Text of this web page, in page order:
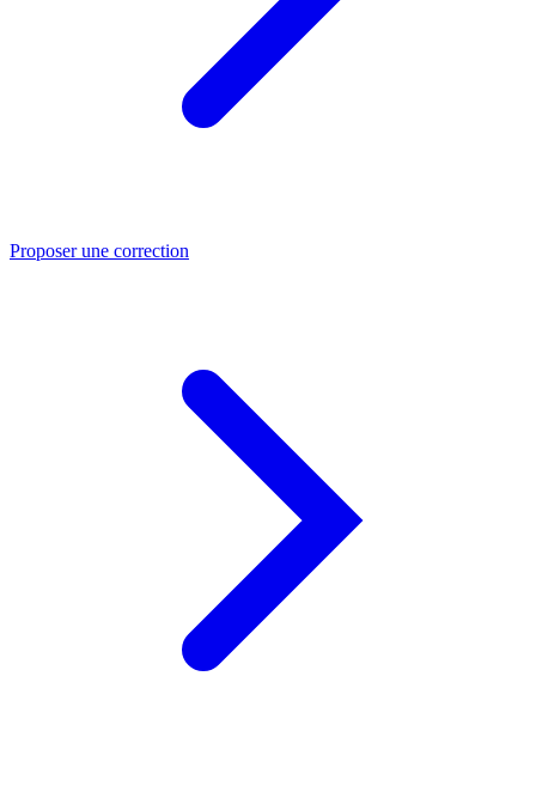
Proposer une correction